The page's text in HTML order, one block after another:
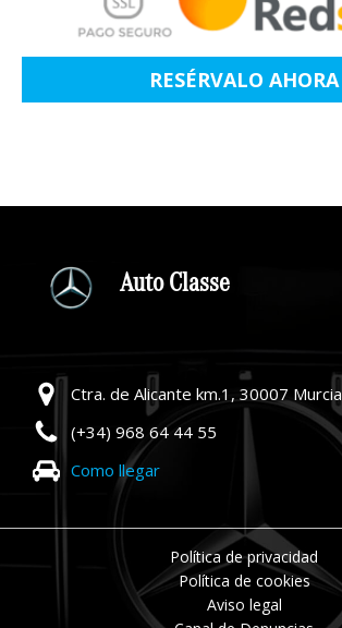
RESÉRVALO AHORA
Auto Classe
Ctra. de Alicante km.1, 30007 Murcia
(+34) 968 64 44 55
Como llegar
Política de privacidad
Política de cookies
Aviso legal